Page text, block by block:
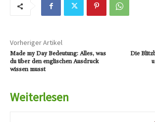
Vorheriger Artikel
Made my Day Bedeutung: Alles, was
du über den englischen Ausdruck
wissen musst
Die
Weiterlesen